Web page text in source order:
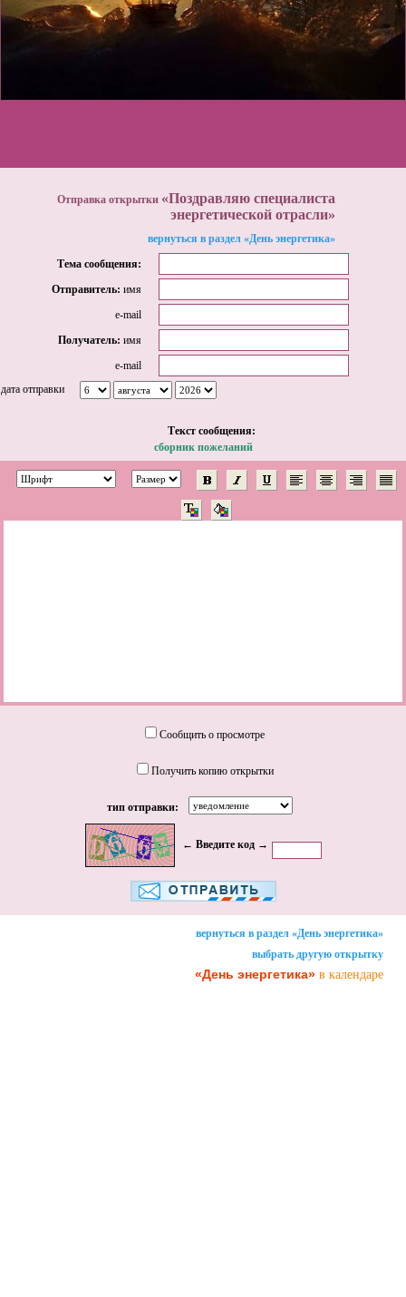
Отправка открытки «Поздравляю специалиста
энергетической отрасли»
вернуться в раздел «День энергетика»
Тема сообщения:
Отправитель: имя
e-mail
Получатель: имя
e-mail
дата отправки
Tекст сообщения:
сборник пожеланий
Сообщить о просмотре
Получить копию открытки
тип отправки:
← Введите код →
вернуться в раздел «День энергетика»
выбрать другую открытку
«День энергетика» в календаре